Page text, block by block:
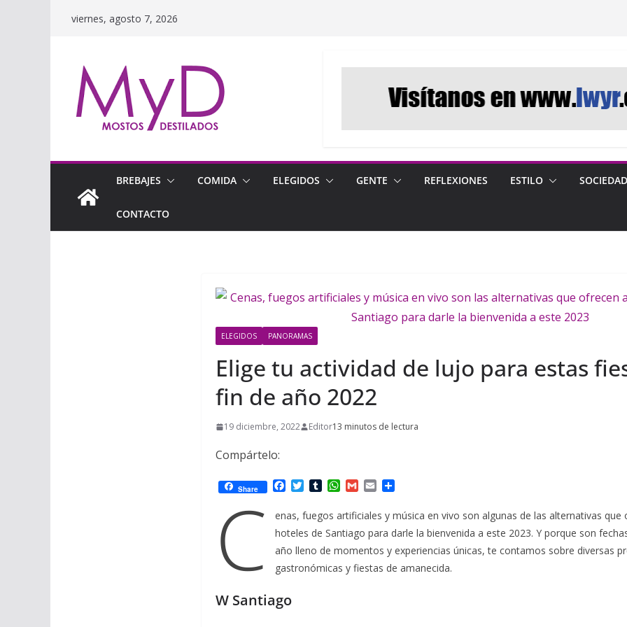
viernes, agosto 7, 2026
BREBAJES COMIDA ELEGIDOS GENTE REFLEXIONES ESTILO SOCIEDAD
CONTACTO
ELEGIDOS PANORAMAS
Elige tu actividad de lujo para estas
fin de año 2022
19 diciembre, 2022 Editor13 minutos de lectura
Compártelo:
Share
c
e
b
o
o
k
T
i
t
t
e
T
m
b
r
W
a
t
s
A
p
G
a
i
l
E
a
i
l
m
p
a
r
i
C
enas, fuegos artificiales y música en vivo son algunas de las alternativas que
hoteles de Santiago para darle la bienvenida a este 2023. Y porque son
año lleno de momentos y experiencias únicas, te contamos sobre diversas
gastronómicas y fiestas de amanecida.
W Santiago